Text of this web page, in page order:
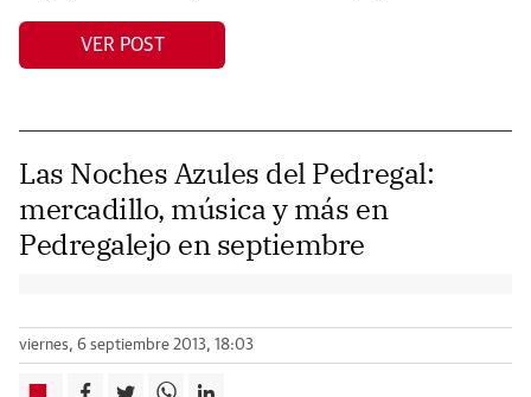
VER POST
Las Noches Azules del Pedregal:
mercadillo, música y más en
Pedregalejo en septiembre
viernes, 6 septiembre 2013, 18:03